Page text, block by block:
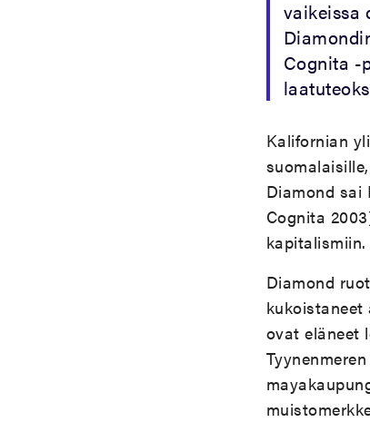
vaikeissa
Cognita -
Kalifornian
Diamond sai
Cognita
kapitalismiin.
Diamond
ovat eläneet